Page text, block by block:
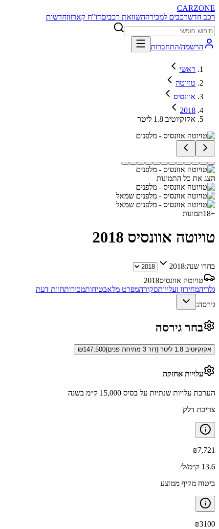
CARZONE
רכב חדשרכבים למכירההשוואת רכביםדו"ח קארזוןחדשות
הרשמה/התחברות
ראשי
טויוטה
אוונסיס
2018
אקזקיוטיב 1.8 ליטר
הצג את כל התמונות
+
18תמונות
טויוטה אוונסיס 2018
בחרו שנה:2018
טויוטה אוונסיס2018
גלריהמחירון ועלויותסקירהמפרט מלאבטיחותמכירותחוות דעת
גירסה:
בחר גירסה
אקזקיוטיב 1.8 ליטר (דור 3 מתיחת פנים) ₪147,500
עלויות אחזקה
הערכת עלויות שנתיות על בסיס 15,000 ק״מ בשנה
צריכת דלק
₪7,721
13.6 ק״מ/ל׳
ביטוח מקיף ממוצע
₪3100